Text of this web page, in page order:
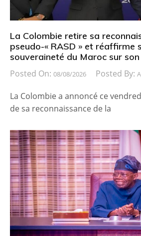
La Colombie retire sa
pseudo-« RASD » et réaffirme
souveraineté du Maroc sur
Posted On: 08/08/2026 Posted By:
La Colombie a annoncé ce
de sa reconnaissance de la